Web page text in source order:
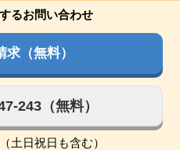
るお問い合わせ
求（無料）
243（無料）
土日祝日も含む）